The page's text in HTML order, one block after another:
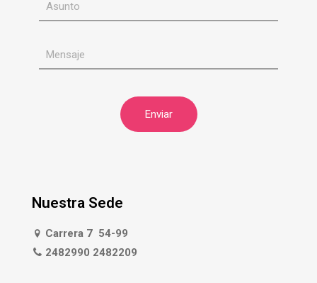
Nuestra Sede
Carrera 7 54-99
2482990 2482209